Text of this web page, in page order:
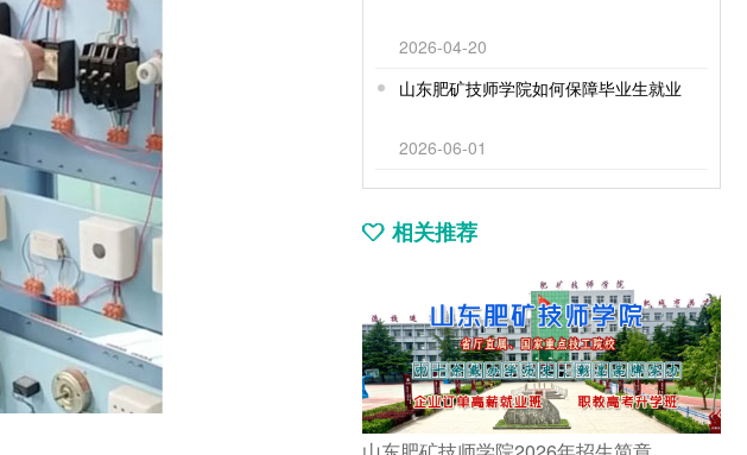
2026-04-20
山东肥矿技师学院如何保障毕业生就业
2026-06-01
相关推荐